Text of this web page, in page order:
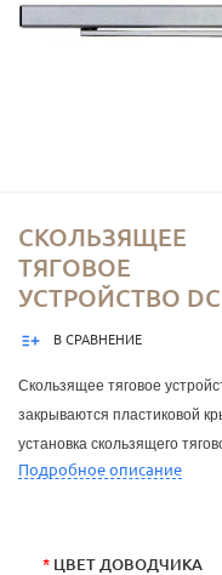
СКОЛЬЗЯЩЕЕ
ТЯГОВОЕ
УСТРОЙСТВО
В СРАВНЕНИЕ
Скользящее тяговое
закрываются пластиковой
установка скользящего
доводчика на 2 класса или
Подробное описание
* ЦВЕТ ДОВОДЧИКА